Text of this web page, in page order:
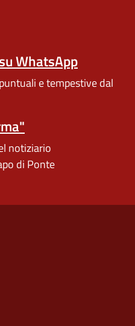
WhatsApp
e tempestive dal
notiziario
di Ponte